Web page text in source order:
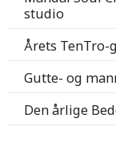
studio
Årets TenTro-
Gutte- og
Den årlige